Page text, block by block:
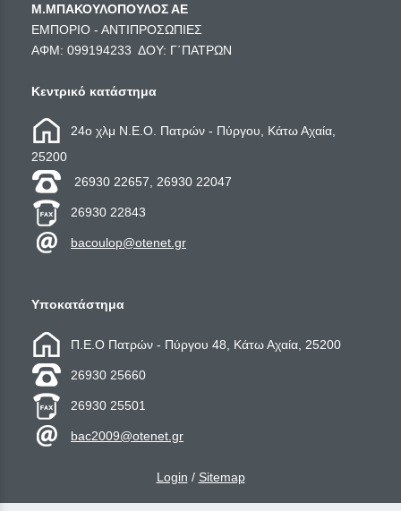
Μ.ΜΠΑΚΟΥΛΟΠΟΥΛΟΣ ΑΕ
ΕΜΠΟΡΙΟ - ΑΝΤΙΠΡΟΣΩΠΙΕΣ
ΑΦΜ: 099194233 ΔΟΥ: Γ΄ΠΑΤΡΩΝ
Κεντρικό κατάστημα
24ο χλμ Ν.Ε.Ο. Πατρών - Πύργου, Κάτω Αχαία,
25200
26930 22657, 26930 22047
26930 22843
bacoulop@otenet.gr
Υποκατάστημα
Π.Ε.Ο Πατρών - Πύργου 48, Κάτω Αχαία, 25200
26930 25660
26930 25501
bac2009@otenet.gr
Login / Sitemap